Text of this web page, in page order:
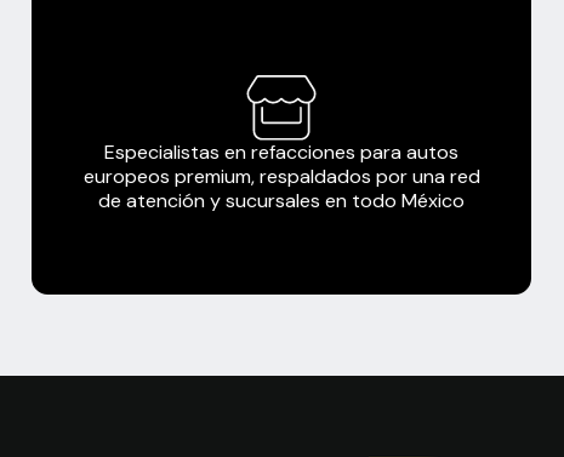
Especialistas en refacciones para autos
europeos premium, respaldados por una red
de atención y sucursales en todo México